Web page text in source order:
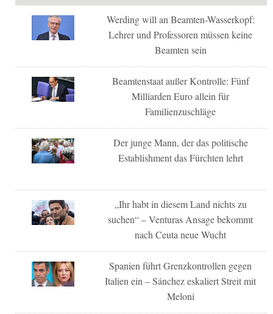
Werding will an Beamten-Wasserkopf:
Lehrer und Professoren müssen keine
Beamten sein
Beamtenstaat außer Kontrolle: Fünf
Milliarden Euro allein für
Familienzuschläge
Der junge Mann, der das politische
Establishment das Fürchten lehrt
„Ihr habt in diesem Land nichts zu
suchen“ – Venturas Ansage bekommt
nach Ceuta neue Wucht
Spanien führt Grenzkontrollen gegen
Italien ein – Sánchez eskaliert Streit mit
Meloni